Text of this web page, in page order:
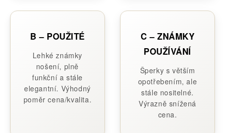
B – POUŽITÉ
Lehké známky
nošení, plně
funkční a stále
elegantní. Výhodný
poměr cena/kvalita.
C – ZNÁMKY
POUŽÍVÁNÍ
Šperky s větším
opotřebením, ale
stále nositelné.
Výrazně snížená
cena.